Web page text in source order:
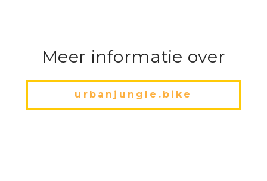
Meer informatie over
urbanjungle.bike